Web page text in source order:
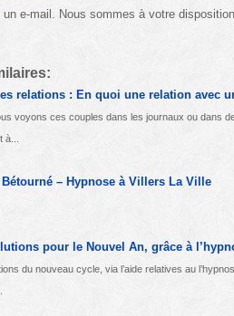
e-mail. Nous sommes à votre
relations : En quoi une relation avec
voyons ces couples dans les journaux ou dans
– Hypnose à Villers La Ville
pour le Nouvel An, grâce à
du nouveau cycle, via l’aide relatives au